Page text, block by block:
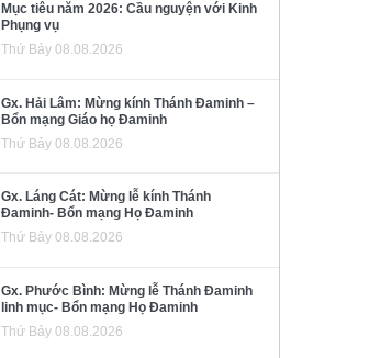
Mục tiêu năm 2026: Cầu nguyện với Kinh
Phụng vụ
Thứ Bảy 08.08.2026
Gx. Hải Lâm: Mừng kính Thánh Đaminh –
Bổn mạng Giáo họ Đaminh
Thứ Bảy 08.08.2026
Gx. Láng Cát: Mừng lễ kính Thánh
Đaminh- Bổn mạng Họ Đaminh
Thứ Bảy 08.08.2026
Gx. Phước Bình: Mừng lễ Thánh Đaminh
linh mục- Bổn mạng Họ Đaminh
Thứ Bảy 08.08.2026